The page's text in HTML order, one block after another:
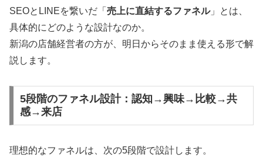
SEOとLINEを繋いだ「 売上に直結するファネル」とは、
具体的にどのような設計なのか。
新潟の店舗経営者の方が、明日からそのまま使える形で解
説します。
5段階のファネル設計：認知→興味→比較→共
感→来店
理想的なファネルは、次の5段階で設計します。